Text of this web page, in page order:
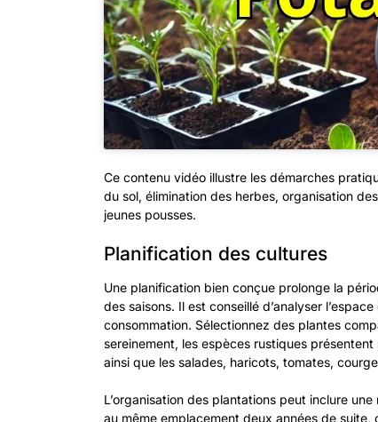
Ce contenu vidéo illustre les démarches
du sol, élimination des herbes, organisation
jeunes pousses.
Planification des cultures
Une planification bien conçue prolonge la
des saisons. Il est conseillé d’analyser
consommation. Sélectionnez des plantes
sereinement, les espèces rustiques
ainsi que les salades, haricots, tomates,
L’organisation des plantations peut inclure
au même emplacement deux années de